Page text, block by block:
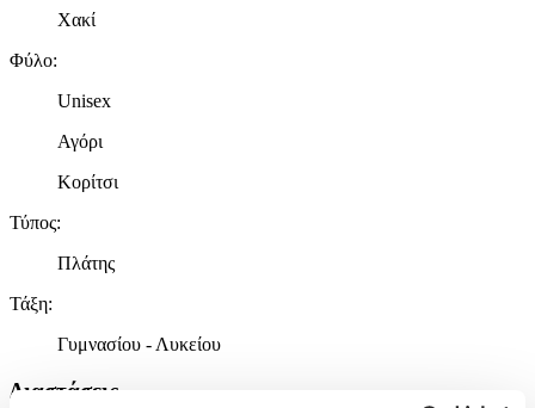
Χακί
Φύλο:
Unisex
Αγόρι
Κορίτσι
Τύπος:
Πλάτης
Τάξη:
Γυμνασίου - Λυκείου
Διαστάσεις